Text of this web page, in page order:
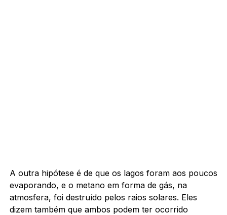
A outra hipótese é de que os lagos foram aos poucos
evaporando, e o metano em forma de gás, na
atmosfera, foi destruído pelos raios solares. Eles
dizem também que ambos podem ter ocorrido